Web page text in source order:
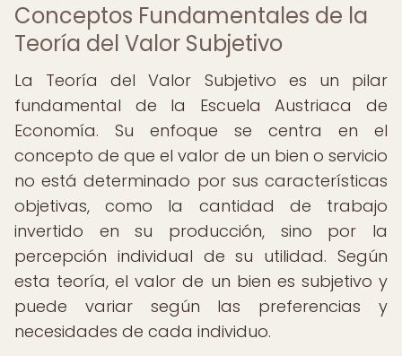
Conceptos Fundamentales de la
Teoría del Valor Subjetivo
La Teoría del Valor Subjetivo es un pilar
fundamental de la Escuela Austriaca de
Economía. Su enfoque se centra en el
concepto de que el valor de un bien o servicio
no está determinado por sus características
objetivas, como la cantidad de trabajo
invertido en su producción, sino por la
percepción individual de su utilidad. Según
esta teoría, el valor de un bien es subjetivo y
puede variar según las preferencias y
necesidades de cada individuo.